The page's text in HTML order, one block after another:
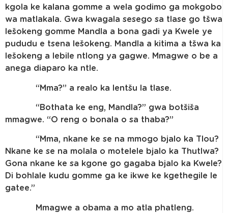
kgola ke kalana gomme a wela godimo ga mokgobo
wa matlakala. Gwa kwagala sesego sa tlase go tšwa
lešokeng gomme Mandla a bona gadi ya Kwele ye
pududu e tsena lešokeng. Mandla a kitima a tšwa ka
lešokeng a lebile ntlong ya gagwe. Mmagwe o be a
anega diaparo ka ntle.
“Mma?” a realo ka lentšu la tlase.
“Bothata ke eng, Mandla?” gwa botšiša
mmagwe. “O reng o bonala o sa thaba?”
“Mma, nkane ke se na mmogo bjalo ka Tlou?
Nkane ke se na molala o motelele bjalo ka Thutlwa?
Gona nkane ke sa kgone go gagaba bjalo ka Kwele?
Di bohlale kudu gomme ga ke ikwe ke kgethegile le
gatee.”
Mmagwe a obama a mo atla phatleng.